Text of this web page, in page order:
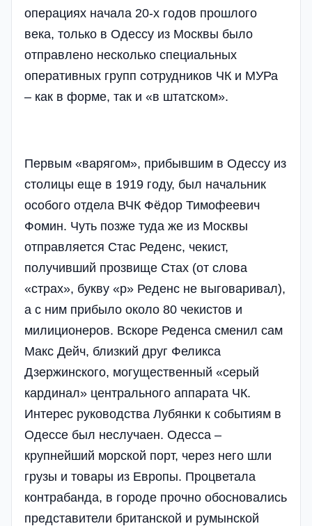
операциях начала 20-х годов прошлого
века, только в Одессу из Москвы было
отправлено несколько специальных
оперативных групп сотрудников ЧК и МУРа
– как в форме, так и «в штатском».
Первым «варягом», прибывшим в Одессу из
столицы еще в 1919 году, был начальник
особого отдела ВЧК Фёдор Тимофеевич
Фомин. Чуть позже туда же из Москвы
отправляется Стас Реденс, чекист,
получивший прозвище Стах (от слова
«страх», букву «р» Реденс не выговаривал),
а с ним прибыло около 80 чекистов и
милиционеров. Вскоре Реденса сменил сам
Макс Дейч, близкий друг Феликса
Дзержинского, могущественный «серый
кардинал» центрального аппарата ЧК.
Интерес руководства Лубянки к событиям в
Одессе был неслучаен. Одесса –
крупнейший морской порт, через него шли
грузы и товары из Европы. Процветала
контрабанда, в городе прочно обосновались
представители британской и румынской